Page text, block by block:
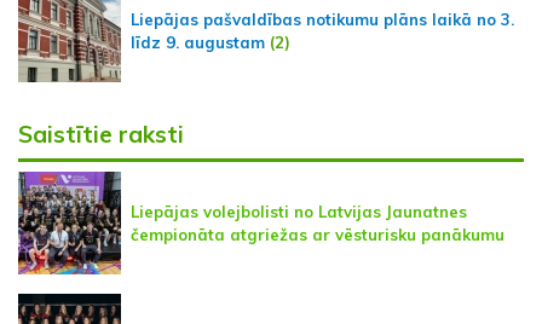
Liepājas pašvaldības notikumu plāns laikā no 3.
līdz 9. augustam (2)
Saistītie raksti
Liepājas volejbolisti no Latvijas Jaunatnes
čempionāta atgriežas ar vēsturisku panākumu